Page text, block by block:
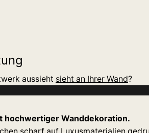
aussieht sieht an Ihrer Wand?
hochwertiger Wanddekoration.
scharf auf Luxusmaterialien